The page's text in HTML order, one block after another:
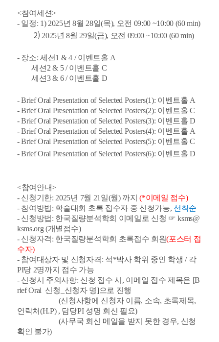
<참여세션>
- 일정: 1) 2025년 8월 28일(목), 오전 09:00 ~10:00 (60 min)
2)2025년 8월 29일(금), 오전 09:00 ~10:00 (60 min)
- 장소: 세션1 & 4 / 이벤트홀 A
세션2 & 5 /이벤트홀 C
세션3 & 6 /이벤트홀 D
- Brief Oral Presentation of Selected Posters(1): 이벤트홀 A
- Brief Oral Presentation of Selected Posters(2): 이벤트홀 C
- Brief Oral Presentation of Selected Posters(3): 이벤트홀 D
- Brief Oral Presentation of Selected Posters(4): 이벤트홀 A
- Brief Oral Presentation of Selected Posters(5): 이벤트홀 C
- Brief Oral Presentation of Selected Posters(6): 이벤트홀 D
<참여안내>
- 신청기한: 2025년 7월 21일(월) 까지(*이메일 접수)
- 참여방법: 학술대회 초록 접수자 중 신청가능, 선착순
- 신청방법: 한국질량분석학회 이메일로 신청 ☞ ksms@
ksms.org (개별접수)
- 신청자격: 한국질량분석학회 초록접수 회원(포스터 접
수자)
- 참여대상자 및 신청자격: 석*박사 학위 중인 학생 / 각
PI당 2명까지 접수 가능
- 신청시 주의사항: 신청 접수 시, 이메일 접수 제목은 [B
rief Oral 신청_신청자 명]으로 진행
(신청사항에 신청자 이름, 소속, 초록제목,
연락처(H.P) , 담당PI 성명 회신 필요)
(사무국 회신 메일을 받지 못한 경우, 신청
확인 불가)